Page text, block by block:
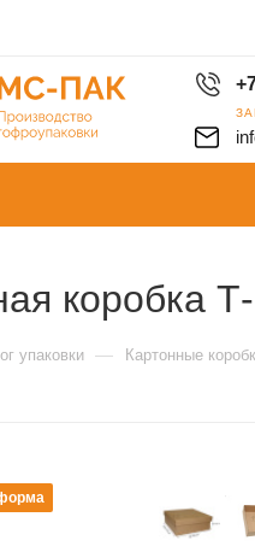
коробка
упаковки — Картонные